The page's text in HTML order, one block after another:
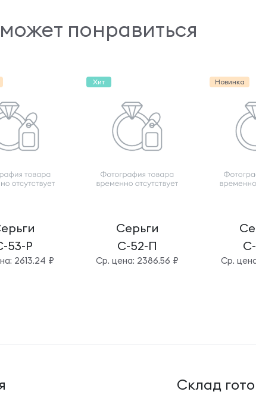
понравиться
53-Р
2613.24 ₽
Хит
Серьги
С-52-П
Cр. цена: 2386.56 ₽
Новинка
Cр.
Cклад